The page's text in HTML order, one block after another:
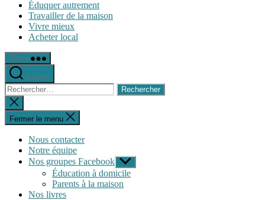
Éduquer autrement
Travailler de la maison
Vivre mieux
Acheter local
Menu
Search
Rechercher :
Fermer
la
recherche
Fermer le menu
Nous contacter
Notre équipe
Nos groupes Facebook Afficher
le
sous-
menu
Éducation à domicile
Parents à la maison
Nos livres